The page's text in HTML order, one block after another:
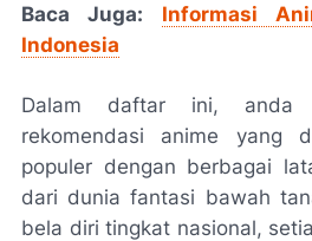
Baca Juga: Informasi
Indonesia
Dalam daftar ini, anda
rekomendasi anime yang
populer dengan berbagai
dari dunia fantasi bawah
bela diri tingkat nasional,